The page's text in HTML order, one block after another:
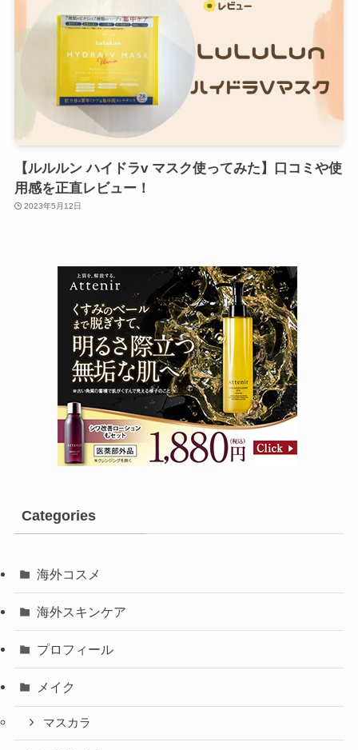
【ルルルン ハイドラv マスク使ってみた】口コミや使
用感を正直レビュー！
2023年5月12日
Categories
海外コスメ
海外スキンケア
プロフィール
メイク
マスカラ